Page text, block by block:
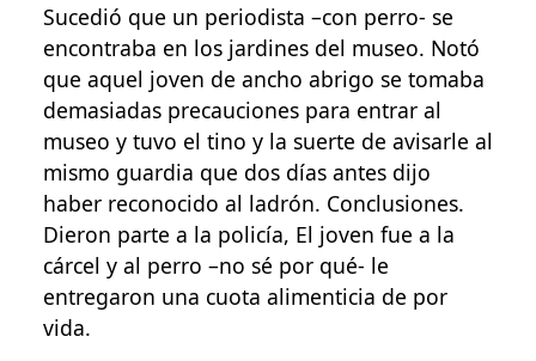
Sucedió que un periodista –con perro- se
encontraba en los jardines del museo. Notó
que aquel joven de ancho abrigo se tomaba
demasiadas precauciones para entrar al
museo y tuvo el tino y la suerte de avisarle al
mismo guardia que dos días antes dijo
haber reconocido al ladrón. Conclusiones.
Dieron parte a la policía, El joven fue a la
cárcel y al perro –no sé por qué- le
entregaron una cuota alimenticia de por
vida.